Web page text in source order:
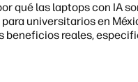
qué las laptops con IA
universitarios en
beneficios reales,